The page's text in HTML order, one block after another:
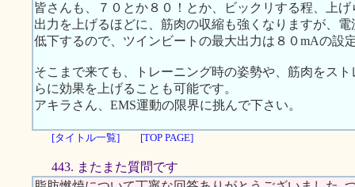
皆さんも、７０とか８０！とか、ビックリする程、上
出力を上げるほどに、筋肉の収縮も強くなりますが、
低下するので、ツインビートの最大出力は８０mAの設
そこまで来ても、トレーニング時の姿勢や、筋肉をス
らに効果を上げることも可能です。
アキラさん、EMS運動の限界に挑んで下さい。
[タイトル一覧] [TOP PAGE]
443. またまた質問です